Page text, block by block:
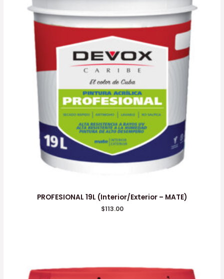
PROFESIONAL 19L (Interior/Exterior – MATE)
$113.00